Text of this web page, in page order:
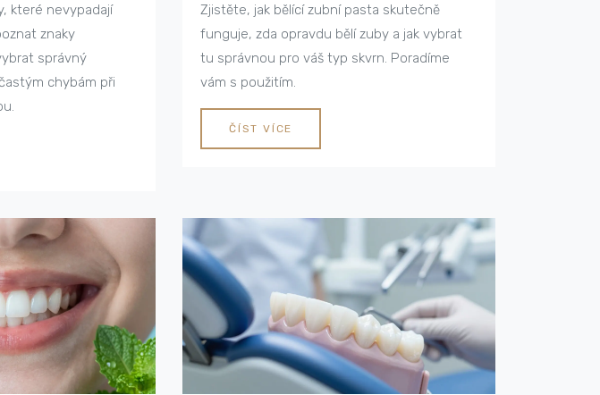
které nevypadají
znaky
správný
chybám při
zuby
Zjistěte, jak bělící zubní pasta skutečně
funguje, zda opravdu bělí zuby a jak vybrat
tu správnou pro váš typ skvrn. Poradíme
vám s použitím.
ČÍST VÍCE